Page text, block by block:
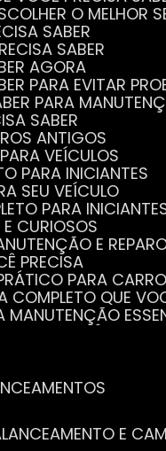
O MELHOR
SABER
SABER
AGORA
PARA EVITAR
PARA
SABER
ANTIGOS
VEÍCULOS
PARA INICIANTES
SEU VEÍCULO
PARA
CURIOSOS
E
PRECISA
PARA
COMPLETO QUE
MANUTENÇÃO
QUE VOCÊ PRECISA
DESEMPENHO DO
VOCÊ PRECISA SABER
DO SEU CARRO
E